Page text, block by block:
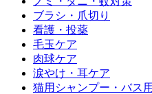
ブラシ・爪切り
看護・投薬
毛玉ケア
肉球ケア
涙やけ・耳ケア
猫用シャンプー・バス